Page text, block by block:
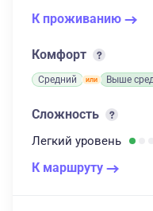
К проживанию
Комфорт
Средний Выше
Сложность
Легкий уровень
К маршруту